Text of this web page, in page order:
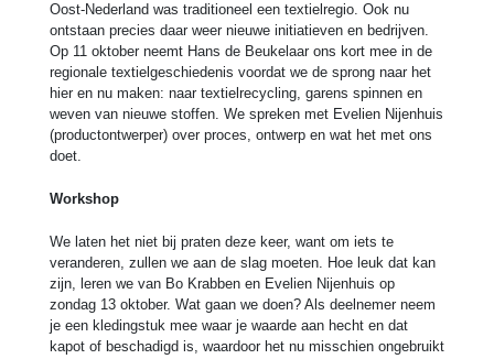
Oost-Nederland was traditioneel een textielregio. Ook nu
ontstaan precies daar weer nieuwe initiatieven en bedrijven.
Op 11 oktober neemt Hans de Beukelaar ons kort mee in de
regionale textielgeschiedenis voordat we de sprong naar het
hier en nu maken: naar textielrecycling, garens spinnen en
weven van nieuwe stoffen. We spreken met Evelien Nijenhuis
(productontwerper) over proces, ontwerp en wat het met ons
doet.
Workshop
We laten het niet bij praten deze keer, want om iets te
veranderen, zullen we aan de slag moeten. Hoe leuk dat kan
zijn, leren we van Bo Krabben en Evelien Nijenhuis op
zondag 13 oktober. Wat gaan we doen? Als deelnemer neem
je een kledingstuk mee waar je waarde aan hecht en dat
kapot of beschadigd is, waardoor het nu misschien ongebruikt